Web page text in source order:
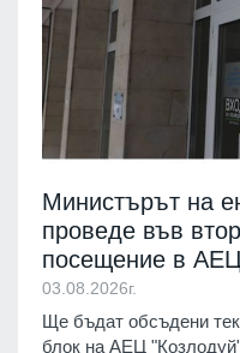
Министърът на
проведе във
посещение в
03.08.2026г.
Ще бъдат обсъдени
блок на АЕЦ